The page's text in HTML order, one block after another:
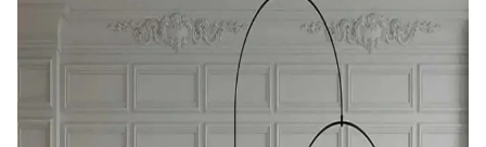
اسأل عن أقوى العروض
إنضم لعائله IDM
#بيتك_هيتحول_قصر